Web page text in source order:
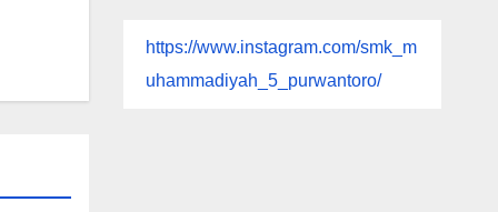
https://www.instagram.com/smk_m
uhammadiyah_5_purwantoro/